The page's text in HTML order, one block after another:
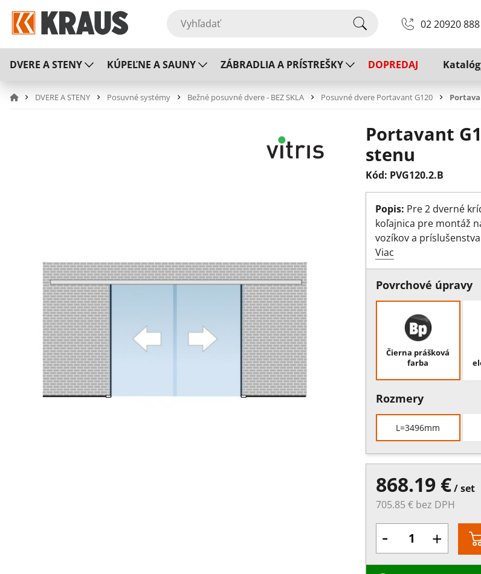
02 20920 888
DVERE A STENY KÚPEĽNE A SAUNY ZÁBRADLIA A PRÍSTREŠKY DOPREDAJ
DVERE A STENY Posuvné systémy Bežné posuvné dvere - BEZ SKLA Posuvné dvere Portavant G120
Portavant
stenu
Kód: PVG120.2.B
Popis: Pre 2 dverné
koľajnica pre montáž
vozíkov a príslušenstva
Viac
Povrchové úpravy
Čierna prášková
farba
Rozmery
L=3496mm
868.19 €/ set
705.85 € bez DPH
- +